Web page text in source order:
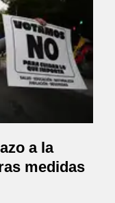
a la
medidas